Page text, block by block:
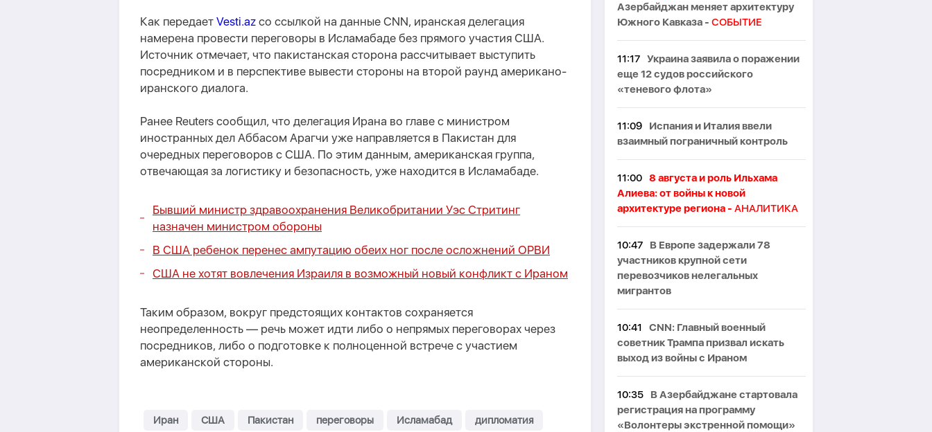
Как передает Vesti.az со ссылкой на данные CNN, иранская делегация
намерена провести переговоры в Исламабаде без прямого участия США.
Источник отмечает, что пакистанская сторона рассчитывает выступить
посредником и в перспективе вывести стороны на второй раунд американо-
иранского диалога.
Ранее Reuters сообщил, что делегация Ирана во главе с министром
иностранных дел Аббасом Арагчи уже направляется в Пакистан для
очередных переговоров с США. По этим данным, американская группа,
отвечающая за логистику и безопасность, уже находится в Исламабаде.
Бывший министр здравоохранения Великобритании Уэс Стритинг
назначен министром обороны
В США ребенок перенес ампутацию обеих ног после осложнений ОРВИ
США не хотят вовлечения Израиля в возможный новый конфликт с Ираном
Таким образом, вокруг предстоящих контактов сохраняется
неопределенность — речь может идти либо о непрямых переговорах через
посредников, либо о подготовке к полноценной встрече с участием
американской стороны.
Иран США Пакистан переговоры Исламабад
дипломатия
Азербайджан меняет архитектуру
Южного Кавказа - СОБЫТИЕ
11:17 Украина заявила о поражении
еще 12 судов российского
«теневого флота»
11:09
Испания и Италия ввели
взаимный пограничный контроль
11:00 8 августа и роль Ильхама
Алиева: от войны к новой
архитектуре региона - АНАЛИТИКА
10:47
В Европе задержали 78
участников крупной сети
перевозчиков нелегальных
мигрантов
10:41
CNN: Главный военный
советник Трампа призвал искать
выход из войны с Ираном
10:35
В Азербайджане стартовала
регистрация на программу
«Волонтеры экстренной помощи»